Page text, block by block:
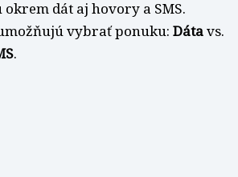
dát aj hovory a SMS.
vybrať ponuku: Dátavs.
.